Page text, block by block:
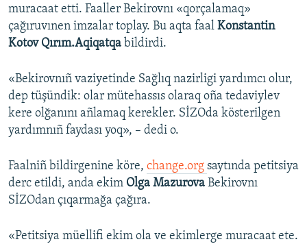
muracaat etti. Faaller Bekirovnı «qorçalamaq»
çağıruvınen imzalar toplay. Bu aqta faal Konstantin
Kotov Qırım.Aqiqatqa bildirdi.
«Bekirovnıñ vaziyetinde Sağlıq nazirligi yardımcı olur,
dep tüşündik: olar mütehassıs olaraq oña tedaviylev
kere olğanını añlamaq kerekler. SİZOda kösterilgen
yardımnıñ faydası yoq», – dedi o.
Faalniñ bildirgenine köre, change.org saytında petitsiya
derc etildi, anda ekim Olga Mazurova Bekirovnı
SİZOdan çıqarmağa çağıra.
«Petitsiya müellifi ekim ola ve ekimlerge muracaat ete.